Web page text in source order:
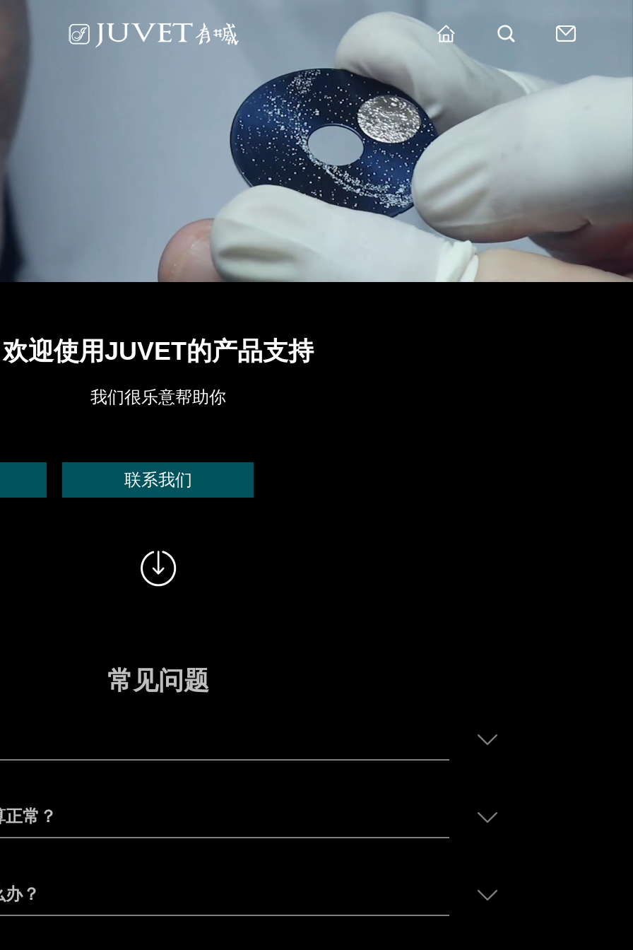
欢迎使用JUVET的产品支持
我们很乐意帮助你
联系我们
常见问题
常？
？